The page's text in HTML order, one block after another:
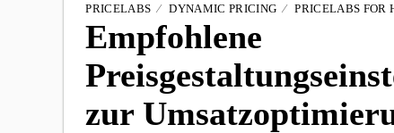
PRICELABS DYNAMIC PRICING PRICELABS FOR
Empfohlene
zur